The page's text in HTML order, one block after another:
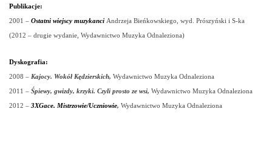
Publikacje:
2001 – Ostatni wiejscy muzykanci Andrzeja Bieńkowskiego, wyd. Prószyński i S-ka
(2012 – drugie wydanie, Wydawnictwo Muzyka Odnaleziona)
Dyskografia:
2008 – Kajocy. Wokół Kędzierskich, Wydawnictwo Muzyka Odnaleziona
2011 – Śpiewy, gwizdy, krzyki. Czyli prosto ze wsi, Wydawnictwo Muzyka Odnaleziona
2012 – 3XGace. Mistrzowie/Uczniowie, Wydawnictwo Muzyka Odnaleziona